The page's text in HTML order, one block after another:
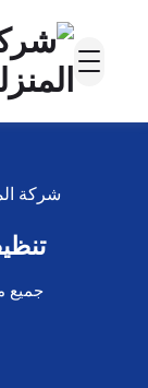
شركة
جميع